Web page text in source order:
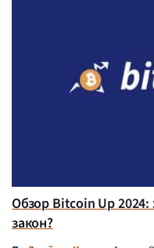
Обзор Bitcoin Up
закон?